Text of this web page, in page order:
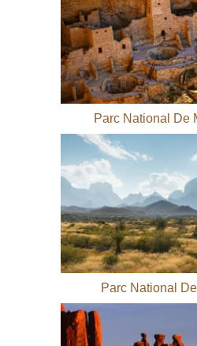
Parc National De
Parc National